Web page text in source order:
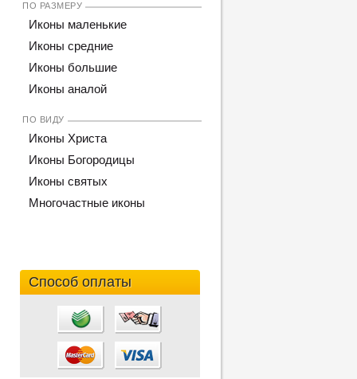
ПО РАЗМЕРУ
Иконы маленькие
Иконы средние
Иконы большие
Иконы аналой
ПО ВИДУ
Иконы Христа
Иконы Богородицы
Иконы святых
Многочастные иконы
Способ оплаты